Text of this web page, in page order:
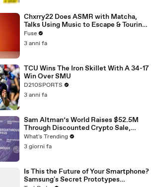
Chxrry22 Does ASMR with Matcha,
Talks Using Music to Escape & Touring
with The Weeknd
Fuse
3 anni fa
TCU Wins The Iron Skillet With A 34-17
Win Over SMU
D210SPORTS
3 anni fa
Sam Altman’s World Raises $52.5M
Through Discounted Crypto Sale,
Expands With Tinder, Zoom, and
DocuSign
What's Trending
3 giorni fa
Is This the Future of Your Smartphone?
Samsung's Secret Prototypes